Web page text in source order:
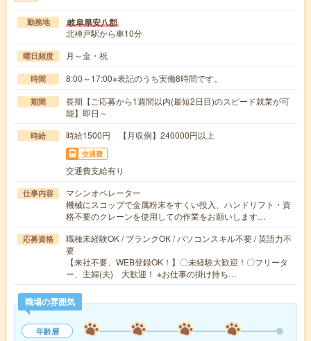
勤務地 岐阜県安八郡
北神戸駅から車10分
曜日頻度 月～金・祝
時間 8:00～17:00※表記のうち実働8時間です。
期間
長期【ご応募から1週間以内(最短2日目)のスピード就業が可
能】即日～
時給 時給1500円 【月収例】240000円以上
交通費
交通費支給有り
仕事内容
マシンオペレーター
機械にスコップで金属粉末をすくい投入、ハンドリフト・資
格不要のクレーンを使用しての作業をお願いします…
応募資格
職種未経験OK / ブランクOK / パソコンスキル不要 / 英語力不
要
【来社不要、WEB登録OK！】〇未経験大歓迎！〇フリータ
ー、主婦(夫) 大歓迎！ ※お仕事の掛け持ち…
職場の雰囲気
年齢層